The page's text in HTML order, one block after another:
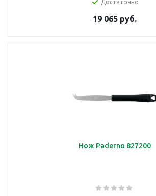
Достаточно
19 065 руб.
Нож Paderno 827200